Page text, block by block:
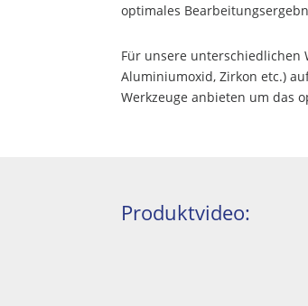
optimales
Für unsere unterschiedlichen
Aluminiumoxid, Zirkon etc.)
Werkzeuge anbieten um das
Produktvideo: